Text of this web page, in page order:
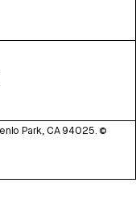
Park, CA 94025. ©